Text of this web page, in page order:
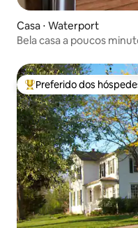
Casa ⋅ Waterport
Bela casa a poucos
Entre os melhores
Preferido dos